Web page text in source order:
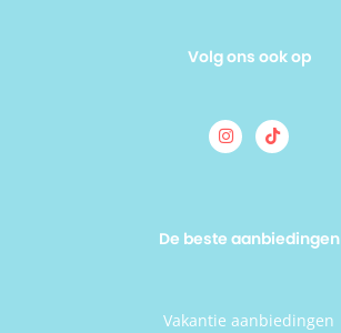
Volg ons ook op
De beste aanbiedingen
Vakantie aanbiedingen